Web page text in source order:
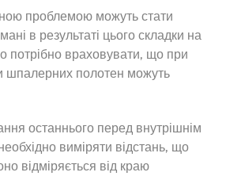
проблемою можуть стати
в результаті цього складки на
потрібно враховувати, що при
шпалерних полотен можуть
останнього перед внутрішнім
виміряти відстань, що
відміряється від краю